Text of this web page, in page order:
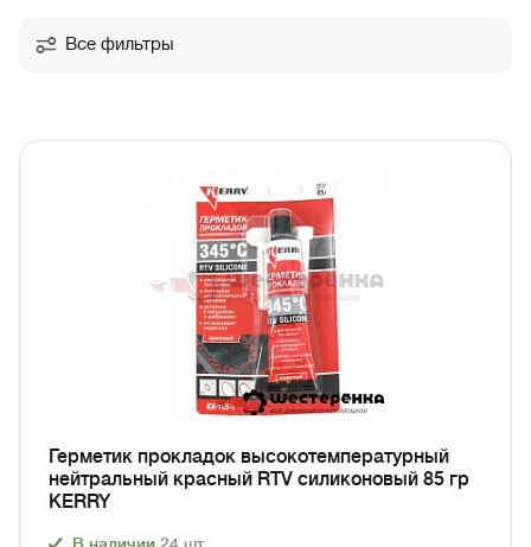
Все фильтры
Герметик прокладок высокотемпературный
нейтральный красный RTV силиконовый 85 гр
KERRY
В наличии 24 шт.